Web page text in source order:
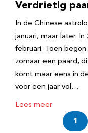
Verdrietig
In de Chinese
januari, maar later.
februari. Toen
zomaar een paard,
komt maar eens in
voor een jaar vol…
Lees meer
1